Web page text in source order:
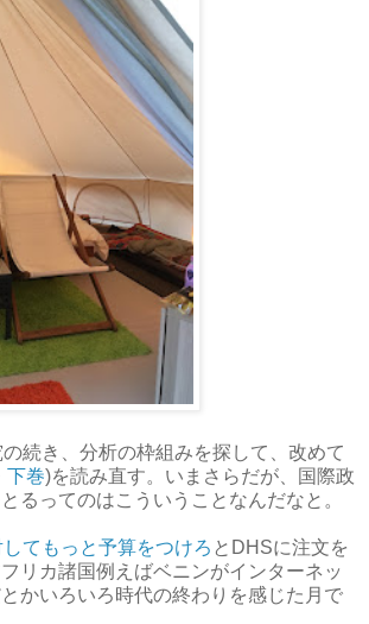
続き、分析の枠組みを探して、改めて
下巻)を読み直す。いまさらだが、国際政
るってのはこういうことなんだなと。
てもっと予算をつけろ とDHSに注文を
リカ諸国例えばベニンがインターネッ
かいろいろ時代の終わりを感じた月で